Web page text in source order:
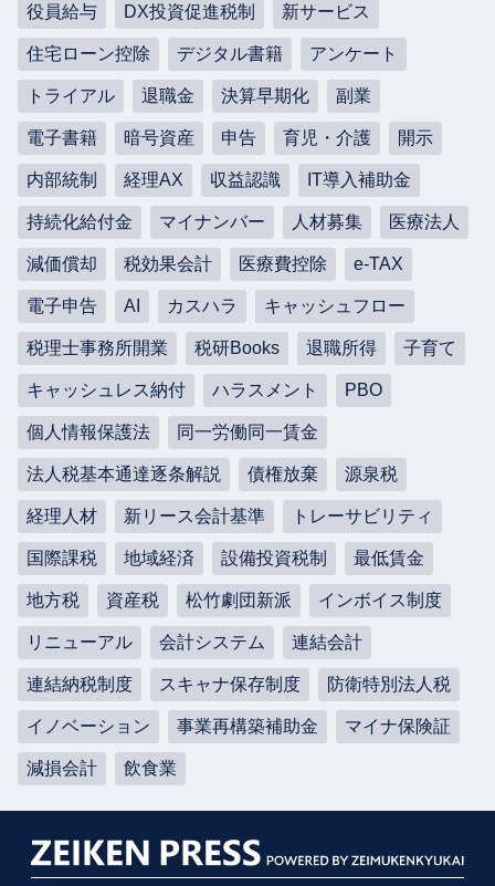
役員給与 DX投資促進税制 新サービス
住宅ローン控除 デジタル書籍 アンケート
トライアル 退職金 決算早期化 副業
電子書籍 暗号資産 申告 育児・介護 開示
内部統制 経理AX 収益認識 IT導入補助金
持続化給付金 マイナンバー 人材募集 医療法人
減価償却 税効果会計 医療費控除 e-TAX
電子申告 AI カスハラ キャッシュフロー
税理士事務所開業 税研Books 退職所得 子育て
キャッシュレス納付 ハラスメント PBO
個人情報保護法 同一労働同一賃金
法人税基本通達逐条解説 債権放棄 源泉税
経理人材 新リース会計基準 トレーサビリティ
国際課税 地域経済 設備投資税制 最低賃金
地方税 資産税 松竹劇団新派 インボイス制度
リニューアル 会計システム 連結会計
連結納税制度 スキャナ保存制度 防衛特別法人税
イノベーション 事業再構築補助金 マイナ保険証
減損会計 飲食業